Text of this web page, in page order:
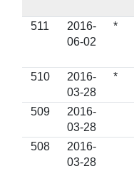
511
2016-
06-02
*
510
2016-
03-28
*
509
2016-
03-28
508
2016-
03-28